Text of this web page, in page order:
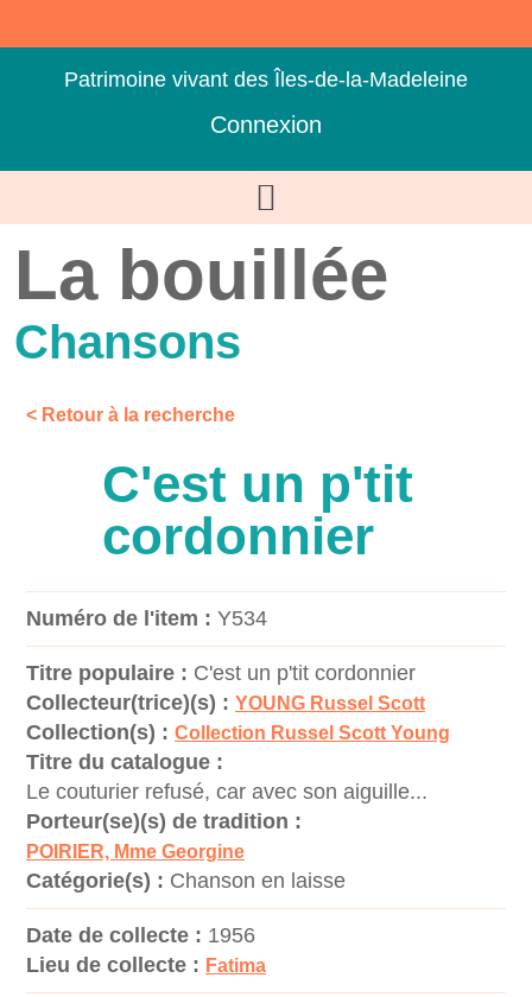
Patrimoine vivant des Îles-de-la-Madeleine
Connexion
La bouillée
Chansons
< Retour à la recherche
C'est un p'tit
cordonnier
Numéro de l'item : Y534
Titre populaire : C'est un p'tit cordonnier
Collecteur(trice)(s) : YOUNG Russel Scott
Collection(s) : Collection Russel Scott Young
Titre du catalogue :
Le couturier refusé, car avec son aiguille...
Porteur(se)(s) de tradition :
POIRIER, Mme Georgine
Catégorie(s) : Chanson en laisse
Date de collecte : 1956
Lieu de collecte : Fatima